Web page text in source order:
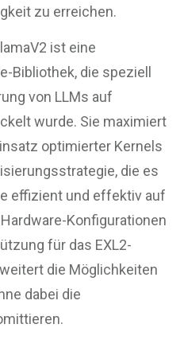
zu erreichen.
ist eine
Bibliothek, die speziell
von LLMs auf
wurde. Sie maximiert
optimierter Kernels
die es
effizient und effektiv auf
Konfigurationen
für das EXL2-
die Möglichkeiten
dabei die